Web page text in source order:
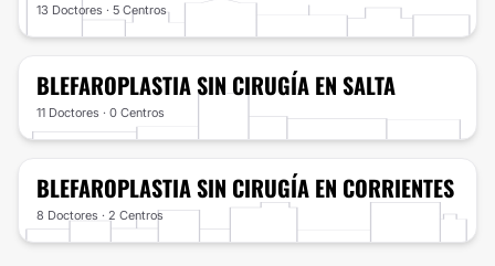
13 Doctores · 5 Centros
BLEFAROPLASTIA SIN CIRUGÍA EN SALTA
11 Doctores · 0 Centros
BLEFAROPLASTIA SIN CIRUGÍA EN CORRIENTES
8 Doctores · 2 Centros